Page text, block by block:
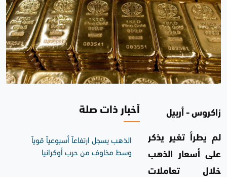
أخبار ذات صلة
الذهب يسجل ارتفاعاً أسبوعياً قوياً
وسط مخاوف من حرب أوكرانيا
زاكروس - أربيل
لم يطرأ تغير يذكر
على أسعار الذهب
خلال تعاملات